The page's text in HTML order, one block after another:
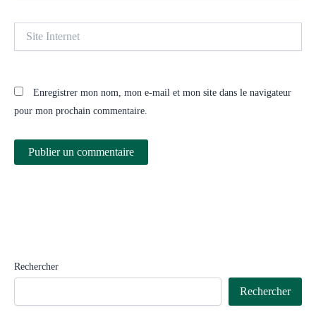
Internet
Enregistrer mon nom, mon e-mail et mon site dans le navigateur
pour mon prochain commentaire.
Rechercher
Rechercher